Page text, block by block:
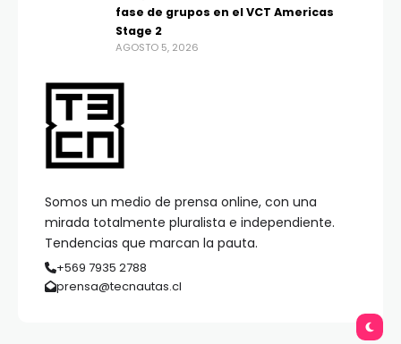
Somos un medio de prensa online, con una
mirada totalmente pluralista e independiente.
Tendencias que marcan la pauta.
+569 7935 2788
prensa@tecnautas.cl
fase de grupos en el VCT Americas
Stage 2
AGOSTO 5, 2026